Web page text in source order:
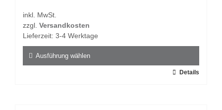
können
auf
Produktseite
gewählt
inkl. MwSt.
zzgl. Versandkosten
Lieferzeit: 3-4 Werktage
Ausführung wählen
Details